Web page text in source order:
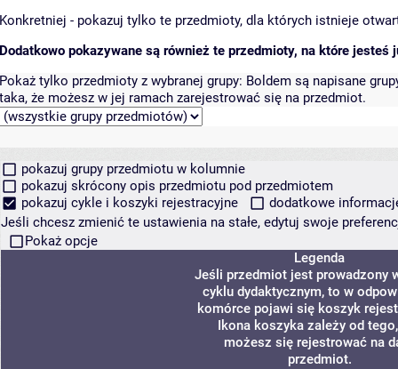
Konkretniej - pokazuj tylko te przedmioty, dla których istnieje
Dodatkowo pokazywane są również te przedmioty, na które jesteś
Pokaż tylko przedmioty z wybranej grupy: Boldem są napisane
taka, że możesz w jej ramach zarejestrować się na przedmiot.
pokazuj grupy przedmiotu w kolumnie
pokazuj skrócony opis przedmiotu pod przedmiotem
pokazuj cykle i koszyki rejestracyjne
dodatkowe
Jeśli chcesz zmienić te ustawienia na stałe, edytuj swoje
Pokaż opcje
Legenda
Jeśli przedmiot jest prowadzony
cyklu dydaktycznym, to w
komórce pojawi się koszyk
Ikona koszyka zależy od
możesz się rejestrować na
przedmiot.